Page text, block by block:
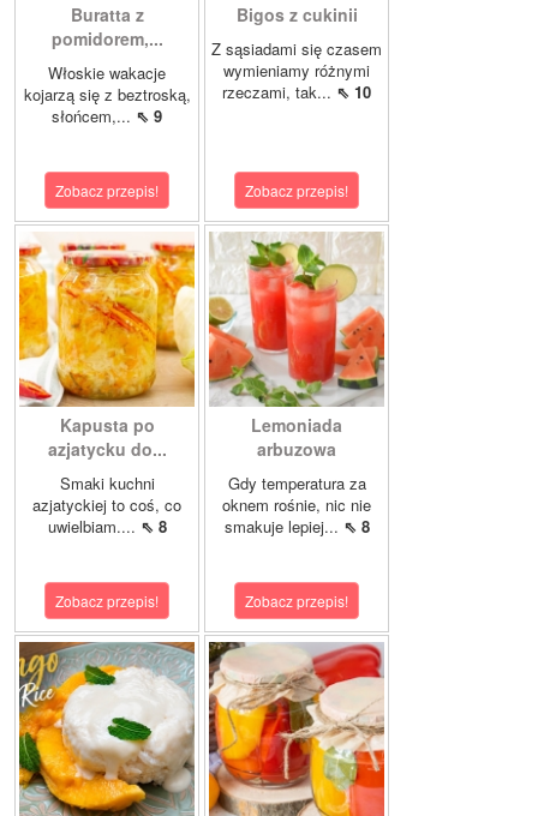
Buratta z
pomidorem,...
Włoskie wakacje
kojarzą się z beztroską,
słońcem,... ⇖ 9
Zobacz przepis!
Bigos z cukinii
Z sąsiadami się czasem
wymieniamy różnymi
rzeczami, tak... ⇖ 10
Zobacz przepis!
Kapusta po
azjatycku do...
Smaki kuchni
azjatyckiej to coś, co
uwielbiam.... ⇖ 8
Zobacz przepis!
Lemoniada
arbuzowa
Gdy temperatura za
oknem rośnie, nic nie
smakuje lepiej... ⇖ 8
Zobacz przepis!